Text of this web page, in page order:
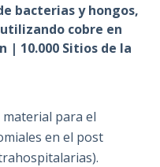
bacterias y hongos,
cobre en
| 10.000 Sitios de la
para el
en el post